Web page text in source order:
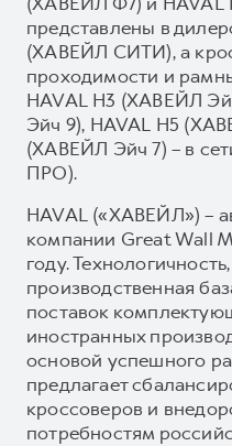
представлены в
(ХАВЕЙЛ СИТИ), а
проходимости и
HAVAL H3 (ХАВЕЙЛ
Эйч 9), HAVAL H5
(ХАВЕЙЛ Эйч 7) – в
ПРО).
HAVAL («ХАВЕЙЛ») –
компании Great Wall
году.
производственная
поставок
иностранных
основой успешного
предлагает
кроссоверов и
потребностям